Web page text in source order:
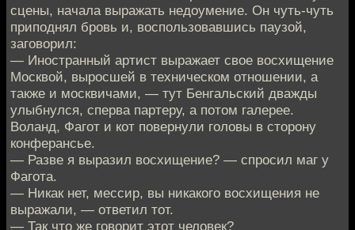
сцены, начала выражать недоумение. Он чуть-чуть
приподнял бровь и, воспользовавшись паузой,
заговорил:
— Иностранный артист выражает свое восхищение
Москвой, выросшей в техническом отношении, а
также и москвичами, — тут Бенгальский дважды
улыбнулся, сперва партеру, а потом галерее.
Воланд, Фагот и кот повернули головы в сторону
конферансье.
— Разве я выразил восхищение? — спросил маг у
Фагота.
— Никак нет, мессир, вы никакого восхищения не
выражали, — ответил тот.
— Так что же говорит этот человек?